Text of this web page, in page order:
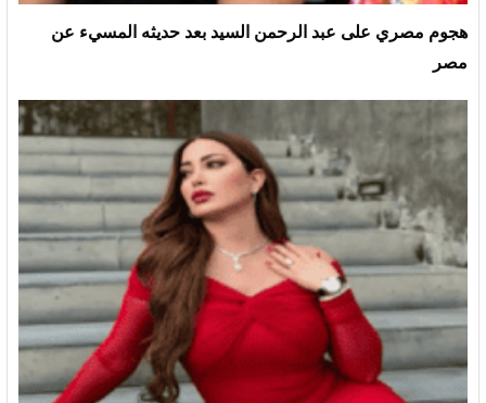
هجوم مصري على عبد الرحمن السيد بعد حديثه المسيء عن
مصر